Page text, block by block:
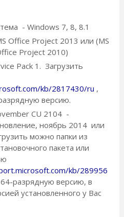
- Windows 7, 8, 8.1
Office Project 2013 или (MS
Project 2010)
Pack 1. Загрузить
kb/2817430/ru ,
версию.
CU 2104 -
ноябрь 2014 или
можно папки из
пакета или
kb/289956
разрядную версию, в
установленного у Вас